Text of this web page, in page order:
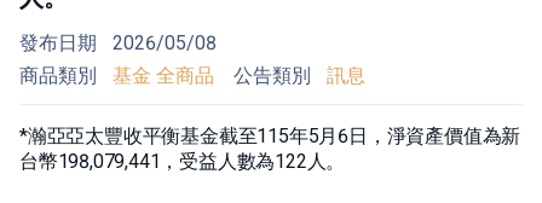
發布日期
2026/05/08
商品類別
基金 全商品 公告類別 訊息
*瀚亞亞太豐收平衡基金截至115年5月6日，淨資產價值為新
台幣198,079,441，受益人數為122人。